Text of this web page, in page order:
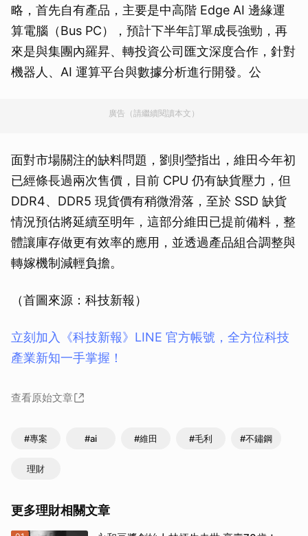
略，首先自有產品，主要是中高階 Edge AI 邊緣運
算電腦（Bus PC），預計下半年訂單成長強勁，再
來是與集團內羅昇、轉投資公司匯文深度合作，針對
機器人、AI 運算平台與數據分析進行開發。公
廣告（請繼續閱讀本文）
面對市場關注的缺料問題，劉則瑩指出，維田今年初
已經條長過兩次售價，目前 CPU 仍有缺貨壓力，但
DDR4、DDR5 現貨價有稍微滑落，至於 SSD 缺貨
情況預估將延續至明年，這部分維田已提前備料，整
體讓庫存做更有效率的應用，並透過產品組合調整與
轉嫁機制減輕負擔。
（首圖來源：科技新報）
立刻加入《科技新報》LINE 官方帳號，全方位科技
產業新知一手掌握！
查看原始文章
#專案 #ai #維田 #毛利 #不鏽鋼
理財
更多理財相關文章